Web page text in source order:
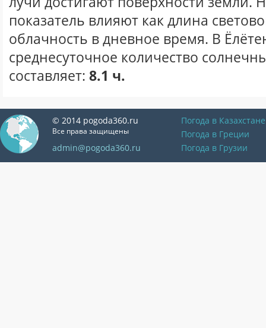
показатель влияют как длина
облачность в дневное время. В
среднесуточное количество
составляет: 8.1 ч.
© 2014 pogoda360.ru
Все права защищены
admin@pogoda360.ru
Погода в Казахстане
Погода в Греции
Погода в Грузии